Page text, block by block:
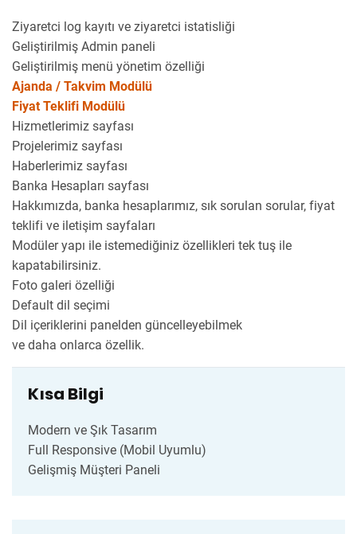
Ziyaretci log kayıtı ve ziyaretci istatisliği
Geliştirilmiş Admin paneli
Geliştirilmiş menü yönetim özelliği
Ajanda / Takvim Modülü
Fiyat Teklifi Modülü
Hizmetlerimiz sayfası
Projelerimiz sayfası
Haberlerimiz sayfası
Banka Hesapları sayfası
Hakkımızda, banka hesaplarımız, sık sorulan sorular, fiyat
teklifi ve iletişim sayfaları
Modüler yapı ile istemediğiniz özellikleri tek tuş ile
kapatabilirsiniz.
Foto galeri özelliği
Default dil seçimi
Dil içeriklerini panelden güncelleyebilmek
ve daha onlarca özellik.
Kısa Bilgi
Modern ve Şık Tasarım
Full Responsive (Mobil Uyumlu)
Gelişmiş Müşteri Paneli